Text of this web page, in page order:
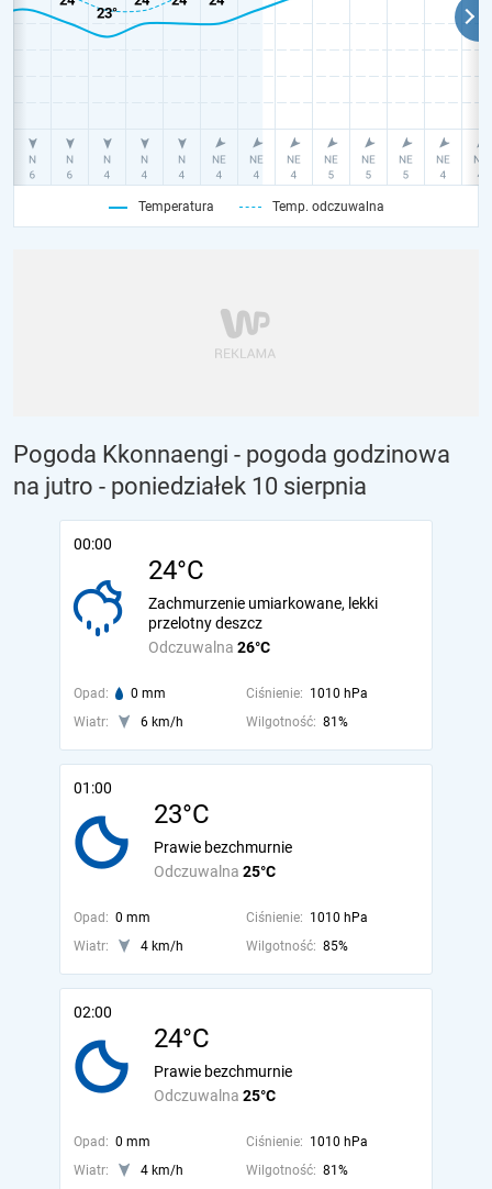
Temperatura Temp. odczuwalna
Pogoda Kkonnaengi - pogoda godzinowa
na jutro - poniedziałek 10 sierpnia
00:00
24°C
Odczuwalna 26°C
Zachmurzenie umiarkowane, lekki
przelotny deszcz
Opad: 0 mm Ciśnienie: 1010 hPa
Wiatr:
6 km/h Wilgotność: 81%
01:00
23°C
Odczuwalna 25°C
Prawie bezchmurnie
Opad: 0 mm Ciśnienie: 1010 hPa
Wiatr:
4 km/h Wilgotność: 85%
02:00
24°C
Odczuwalna 25°C
Prawie bezchmurnie
Opad: 0 mm Ciśnienie: 1010 hPa
Wiatr:
4 km/h Wilgotność: 81%